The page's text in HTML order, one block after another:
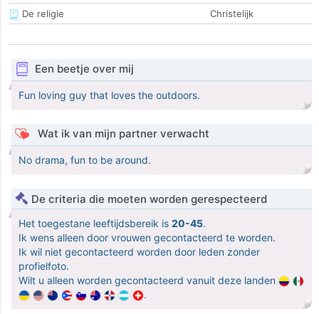
De religie
Christelijk
Een beetje over mij
Fun loving guy that loves the outdoors.
Wat ik van mijn partner verwacht
No drama, fun to be around.
De criteria die moeten worden gerespecteerd
Het toegestane leeftijdsbereik is 20-45.
Ik wens alleen door vrouwen gecontacteerd te worden.
Ik wil niet gecontacteerd worden door leden zonder
profielfoto.
Wilt u alleen worden gecontacteerd vanuit deze landen
.